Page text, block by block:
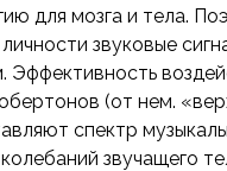
для мозга и тела.
звуковые
(от нем.
спектр
звучащего